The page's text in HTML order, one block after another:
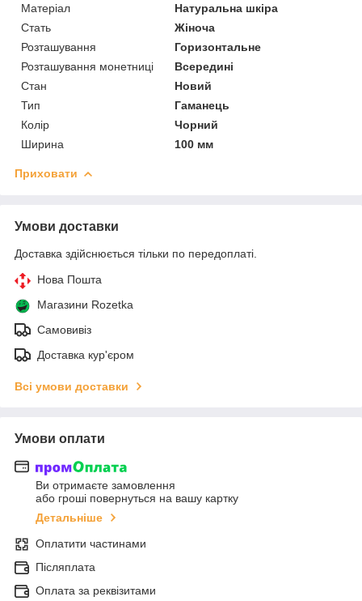
Матеріал
Натуральна шкіра
Стать
Жіноча
Розташування
Горизонтальне
Розташування монетниці
Всередині
Стан
Новий
Тип
Гаманець
Колір
Чорний
Ширина
100 мм
Приховати
Умови доставки
Доставка здійснюється тільки по передоплаті.
Нова Пошта
Магазини Rozetka
Самовивіз
Доставка кур'єром
Всі умови доставки
Умови оплати
Ви отримаєте замовлення
або гроші повернуться на вашу картку
Детальніше
Оплатити частинами
Післяплата
Оплата за реквізитами